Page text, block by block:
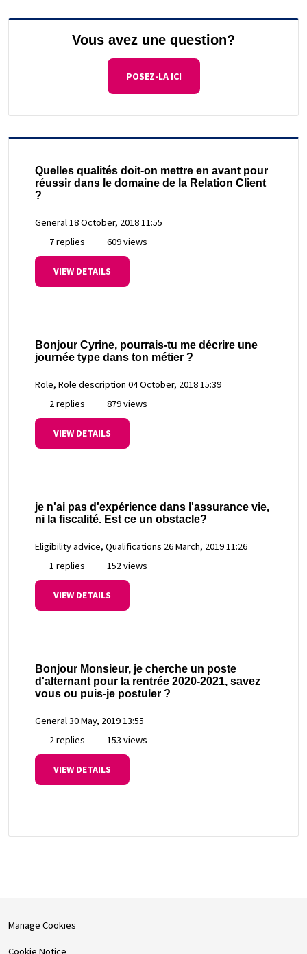
Vous avez une question?
POSEZ-LA ICI
Quelles qualités doit-on mettre en avant pour
réussir dans le domaine de la Relation Client
?
General 18 October, 2018 11:55
7 replies
609 views
VIEW DETAILS
Bonjour Cyrine, pourrais-tu me décrire une
journée type dans ton métier ?
Role, Role description 04 October, 2018 15:39
2 replies
879 views
VIEW DETAILS
je n'ai pas d'expérience dans l'assurance vie,
ni la fiscalité. Est ce un obstacle?
Eligibility advice, Qualifications 26 March, 2019 11:26
1 replies
152 views
VIEW DETAILS
Bonjour Monsieur, je cherche un poste
d'alternant pour la rentrée 2020-2021, savez
vous ou puis-je postuler ?
General30 May, 2019 13:55
2 replies
153 views
VIEW DETAILS
Manage Cookies
Cookie Notice